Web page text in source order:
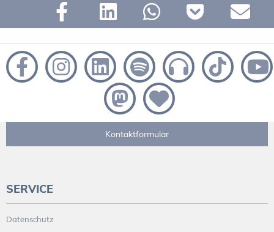
Kontaktformular
SERVICE
Datenschutz